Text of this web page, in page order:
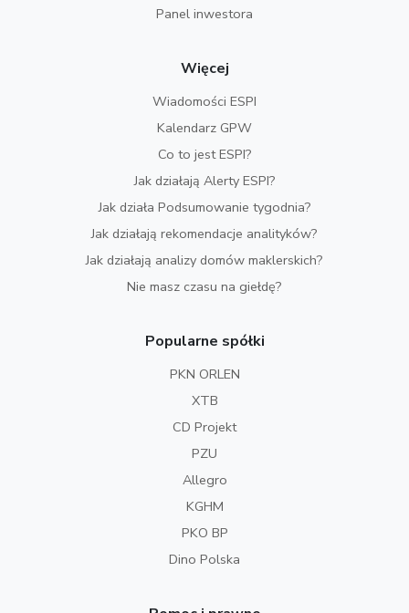
Panel inwestora
Więcej
Wiadomości ESPI
Kalendarz GPW
Co to jest ESPI?
Jak działają Alerty ESPI?
Jak działa Podsumowanie tygodnia?
Jak działają rekomendacje analityków?
Jak działają analizy domów maklerskich?
Nie masz czasu na giełdę?
Popularne spółki
PKN ORLEN
XTB
CD Projekt
PZU
Allegro
KGHM
PKO BP
Dino Polska